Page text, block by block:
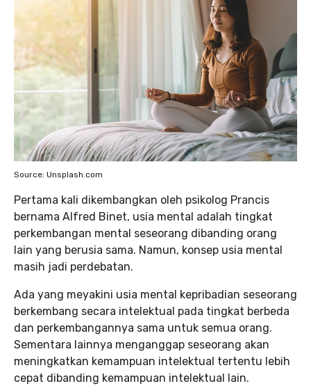
Source: Unsplash.com
Pertama kali dikembangkan oleh psikolog Prancis
bernama Alfred Binet, usia mental adalah tingkat
perkembangan mental seseorang dibanding orang
lain yang berusia sama. Namun, konsep usia mental
masih jadi perdebatan.
Ada yang meyakini usia mental kepribadian seseorang
berkembang secara intelektual pada tingkat berbeda
dan perkembangannya sama untuk semua orang.
Sementara lainnya menganggap seseorang akan
meningkatkan kemampuan intelektual tertentu lebih
cepat dibanding kemampuan intelektual lain.